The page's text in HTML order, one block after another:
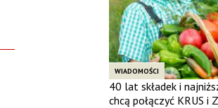
WIADOMOŚCI
40 lat składek i
chcą połączyć KRUS i